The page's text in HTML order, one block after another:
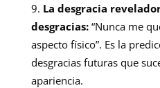
La desgracia
desgracias:“Nunca me
aspecto físico”. Es la
desgracias futuras que
apariencia.